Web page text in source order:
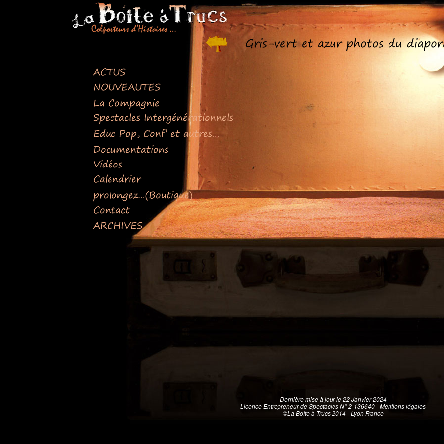
ACTUS
NOUVEAUTES
La Compagnie
Spectacles Intergénérationnels
Educ Pop, Conf’ et autres…
Documentations
Vidéos
Calendrier
prolongez…(Boutique)
Contact
ARCHIVES
Gris-vert et azur photos du
Dernière mise à jour le 22 Janvier 2024
Licence Entrepreneur de Spectacles N° 2-136640 -Mentions légales
©La Boîte à Trucs 2014 - Lyon France